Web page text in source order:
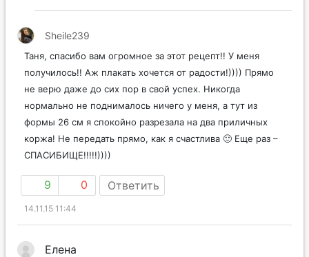
Sheile239
Таня, спасибо вам огромное за этот рецепт!! У меня
получилось!! Аж плакать хочется от радости!)))) Прямо
не верю даже до сих пор в свой успех. Никогда
нормально не поднималось ничего у меня, а тут из
формы 26 см я спокойно разрезала на два приличных
коржа! Не передать прямо, как я счастлива 🙂 Еще раз –
СПАСИБИЩЕ!!!!!))))
9 0 Ответить
14.11.15 11:44
Елена